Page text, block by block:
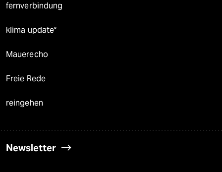
fernverbindung
klima update°
Mauerecho
Freie Rede
reingehen
Newsletter